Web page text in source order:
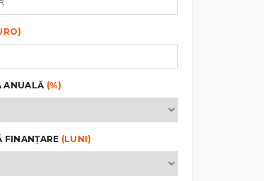
ANUALĂ (%)
FINANȚARE (LUNI)